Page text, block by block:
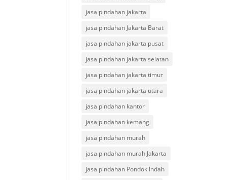
jasa pindahan jakarta
jasa pindahan Jakarta Barat
jasa pindahan jakarta pusat
jasa pindahan jakarta selatan
jasa pindahan jakarta timur
jasa pindahan jakarta utara
jasa pindahan kantor
jasa pindahan kemang
jasa pindahan murah
jasa pindahan murah Jakarta
jasa pindahan Pondok Indah